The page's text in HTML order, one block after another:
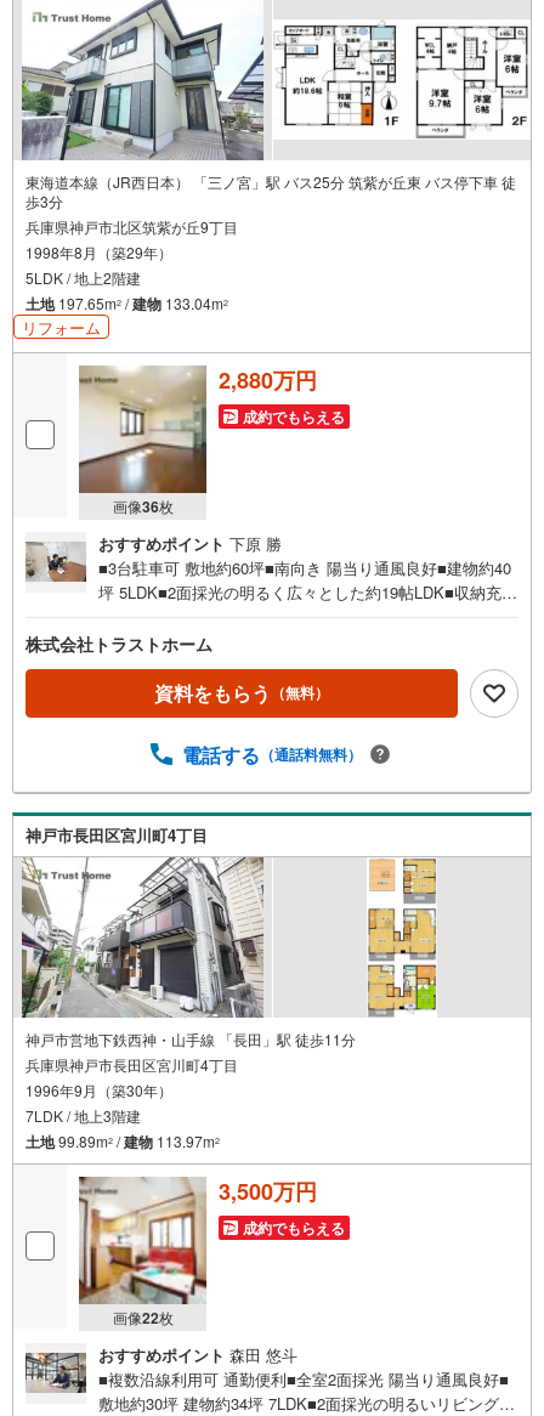
東海道本線（JR西日本） 「三ノ宮」駅 バス25分 筑紫が丘東 バス停下車 徒
歩3分
兵庫県神戸市北区筑紫が丘9丁目
1998年8月（築29年）
5LDK / 地上2階建
土地197.65m2 /建物 133.04m2
リフォーム
画像36枚
2,880万円
成約でもらえる
おすすめポイント 下原 勝
■3台駐車可 敷地約60坪■南向き 陽当り通風良好■建物約40
坪 5LDK■2面採光の明るく広々とした約19帖LDK■収納充
の後片付けをサポート◎■水回りが集約された家事動線良好
な間取■キッチン横に勝手口有 ゴミの一時置きや換気に便
利■玄関部分は開放感を感じられる吹抜仕様■お庭付！家庭
菜園やガーデニングなどにも◎■洗濯物が乾きやすい南向き
が徒歩10分圏内で生活便利■一部リフォーム履歴有〈平成3
粧台交換・ユニットバス交換など♪筑紫が丘小学校 約841m
♪広陵中学校 約722m♪イオンつくしが丘店 約650mお家探
しは、トラストホームにお任せください！ご相談はお気軽
に♪〇定休日はございません。お時間帯も、お客様のご都
合に可能な限りおこたえします♪〇急なご予約も大歓迎で
す♪
株式会社トラストホーム
資料をもらう （無料）
電話する （通話料無料）
神戸市長田区宮川町4丁目
神戸市営地下鉄西神・山手線 「長田」駅 徒歩11分
兵庫県神戸市長田区宮川町4丁目
1996年9月（築30年）
7LDK / 地上3階建
土地99.89m2 /建物 113.97m2
画像22枚
3,500万円
成約でもらえる
おすすめポイント 森田 悠斗
■複数沿線利用可 通勤便利■全室2面採光 陽当り通風良好■
敷地約30坪 建物約34坪 7LDK■2面採光の明るいリビング■